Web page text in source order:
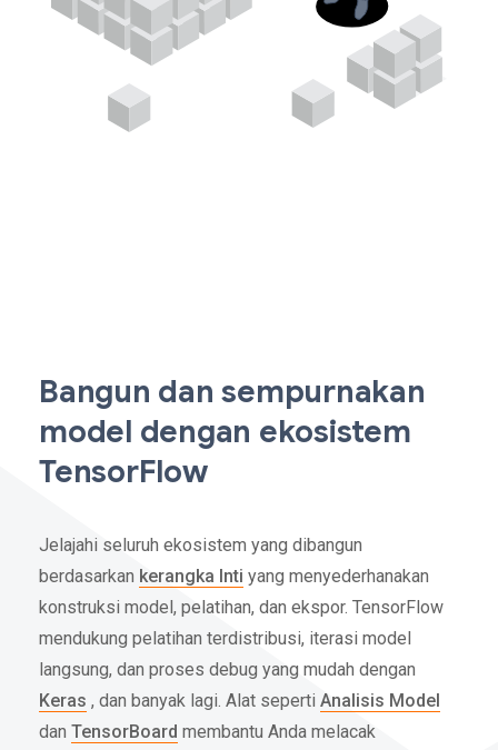
Bangun dan sempurnakan
model dengan ekosistem
TensorFlow
Jelajahi seluruh ekosistem yang dibangun
berdasarkan kerangka Inti yang menyederhanakan
konstruksi model, pelatihan, dan ekspor. TensorFlow
mendukung pelatihan terdistribusi, iterasi model
langsung, dan proses debug yang mudah dengan
Keras , dan banyak lagi. Alat seperti Analisis Model
dan TensorBoard membantu Anda melacak